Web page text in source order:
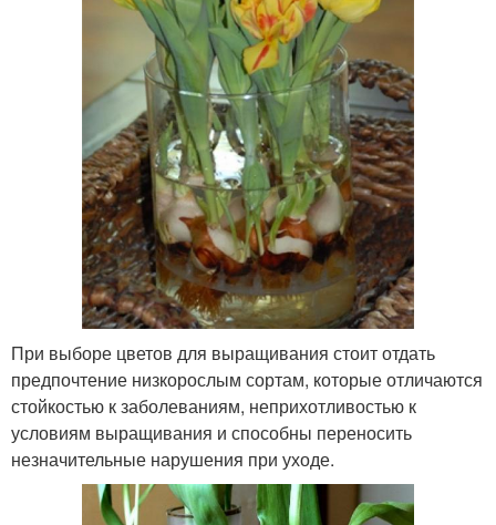
При выборе цветов для выращивания стоит отдать
предпочтение низкорослым сортам, которые отличаются
стойкостью к заболеваниям, неприхотливостью к
условиям выращивания и способны переносить
незначительные нарушения при уходе.